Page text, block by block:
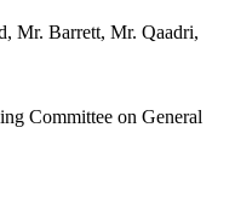
Mr. Barrett, Mr. Qaadri,
Committee on General